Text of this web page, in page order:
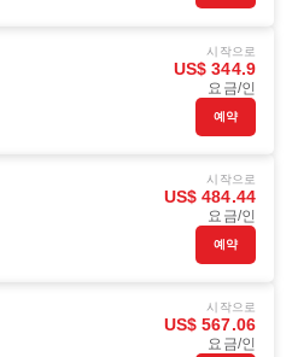
시작으로
US$ 344.9
요금/인
예약
시작으로
US$ 484.44
요금/인
예약
시작으로
US$ 567.06
요금/인